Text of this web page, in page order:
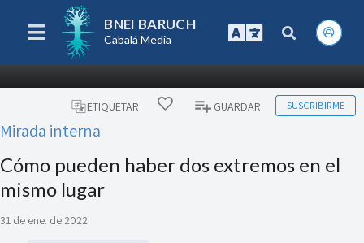
BNEI BARUCH
Cabalá Media
ETIQUETAR GUARDAR SUSCRIBIRME
Mirada interna
Cómo pueden haber dos extremos en el
mismo lugar
31 de ene. de 2022